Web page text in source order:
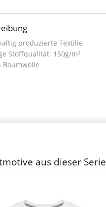
produzierte Textilie
Stoffqualität: 150g/m²
Baumwolle
aus dieser Serie